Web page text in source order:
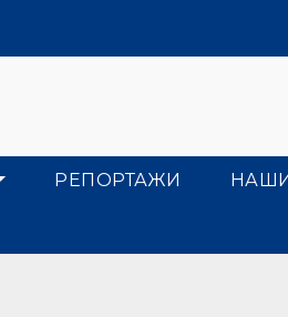
РЕПОРТАЖИ